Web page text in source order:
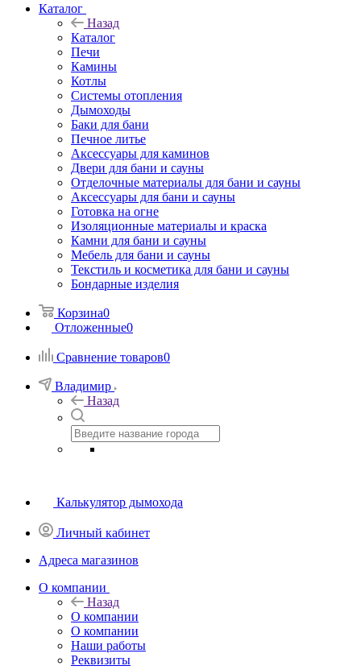
Каталог
Назад
Каталог
Печи
Камины
Котлы
Системы отопления
Дымоходы
Баки для бани
Печное литье
Аксессуары для каминов
Двери для бани и сауны
Отделочные материалы для бани и сауны
Аксессуары для бани и сауны
Готовка на огне
Изоляционные материалы и краска
Камни для бани и сауны
Мебель для бани и сауны
Текстиль и косметика для бани и сауны
Бондарные изделия
Корзина0
Отложенные0
Сравнение товаров0
Владимир
Назад
Калькулятор дымохода
Личный кабинет
Адреса магазинов
O компании
Назад
O компании
О компании
Наши работы
Реквизиты